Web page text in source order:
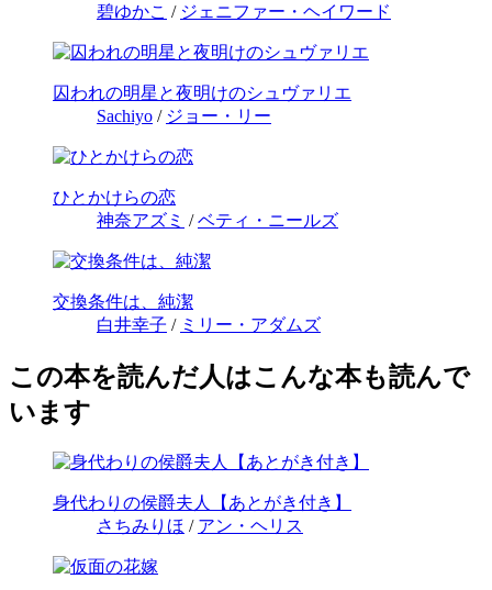
碧ゆかこ / ジェニファー・ヘイワード
囚われの明星と夜明けのシュヴァリエ
Sachiyo / ジョー・リー
ひとかけらの恋
神奈アズミ /ベティ・ニールズ
交換条件は、純潔
白井幸子 / ミリー・アダムズ
この本を読んだ人はこんな本も読んで
います
身代わりの侯爵夫人【あとがき付き】
さちみりほ / アン・ヘリス